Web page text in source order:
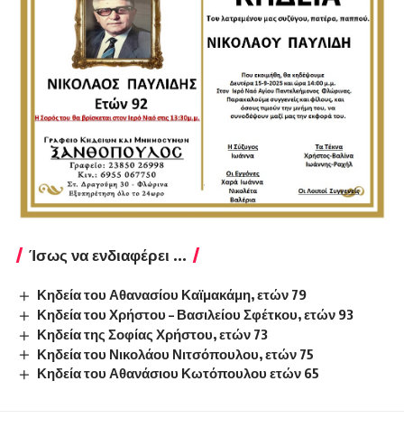
Ίσως να ενδιαφέρει ...
Κηδεία του Αθανασίου Καϊμακάμη, ετών 79
Κηδεία του Χρήστου – Βασιλείου Σφέτκου, ετών 93
Κηδεία της Σοφίας Χρήστου, ετών 73
Κηδεία του Νικολάου Νιτσόπουλου, ετών 75
Κηδεία του Αθανάσιου Κωτόπουλου ετών 65